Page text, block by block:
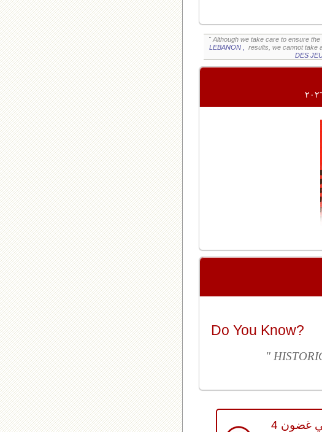
" Although we take care to ensure
LEBANON ,
results, we cannot take
DES
Do You Know?
"
- يجب المطالبة بجوائز اللوتو اللبناني في غضون 4